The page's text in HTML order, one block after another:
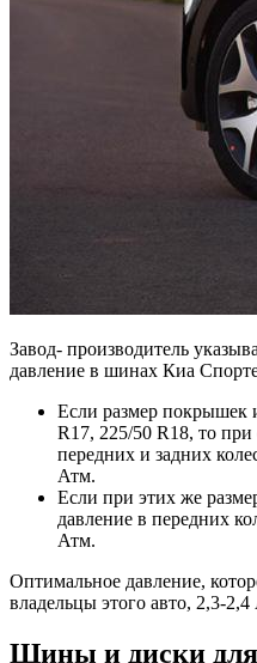
Завод- производитель
давление в шинах Киа
Если размер покрышек
R17, 225/50 R18, то при
передних и задних
Атм.
Если при этих же
давление в передних
Атм.
Оптимальное давление,
владельцы этого авто, 2,3-
Шины и диски